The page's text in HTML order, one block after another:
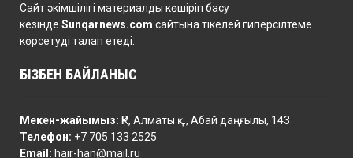
Сайт әкімшілігі материалды көшіріп басу
кезінде Sunqarnews.com сайтына тікелей гиперсілтеме
көрсетуді талап етеді.
БІЗБЕН БАЙЛАНЫС
Мекен-жайымыз: ҚР, Алматы қ., Абай даңғылы, 143
Телефон: +7 705 133 2525
Email: hair-han@mail.ru